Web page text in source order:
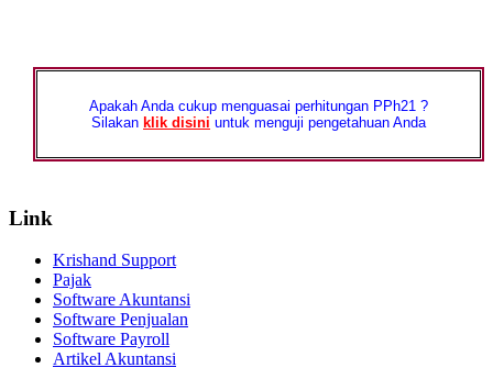
Apakah Anda cukup menguasai perhitungan PPh21 ?
Silakan klik disini untuk menguji pengetahuan Anda
Link
Krishand Support
Pajak
Software Akuntansi
Software Penjualan
Software Payroll
Artikel Akuntansi